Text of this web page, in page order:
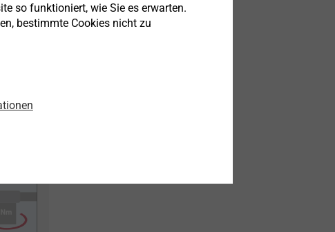
spricht
so funktioniert, wie Sie es erwarten.
bestimmte Cookies nicht zu